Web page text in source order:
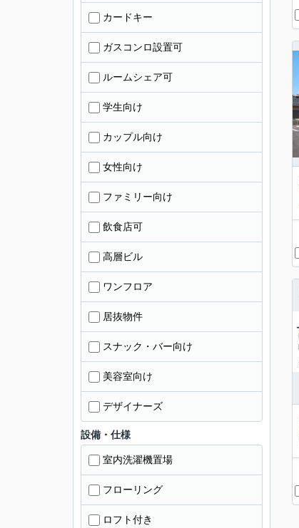
カードキー
ガスコンロ設置可
ルームシェア可
学生向け
カップル向け
女性向け
ファミリー向け
飲食店可
高層ビル
ワンフロア
居抜物件
スナック・バー向け
美容室向け
デザイナーズ
設備・仕様
室内洗濯機置場
フローリング
ロフト付き